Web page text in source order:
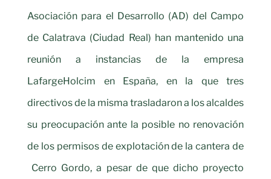
Asociación para el Desarrollo (AD) del Campo
de Calatrava (Ciudad Real) han mantenido una
reunión a instancias de la empresa
LafargeHolcim en España, en la que tres
directivos de la misma trasladaron a los alcaldes
su preocupación ante la posible no renovación
de los permisos de explotación de la cantera de
Cerro Gordo, a pesar de que dicho proyecto